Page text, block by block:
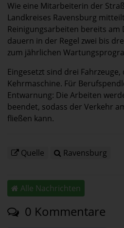
Wie eine Mitarbeiterin der
Landkreises Ravensburg
Reinigungsarbeiten bereits am
dauern in der Regel zwei bis
zum jährlichen
Eingesetzt sind drei
Kehrmaschine. Für
Entwarnung: Die Arbeiten
beendet, sodass der Verkehr
fließen kann.
Quelle Ravensburg
Alle Nachrichten
0 Kommentare